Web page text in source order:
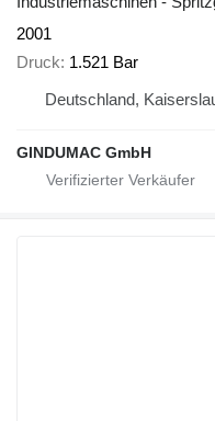
2001
Druck 1.521 Bar
Deutschland,
GINDUMAC GmbH